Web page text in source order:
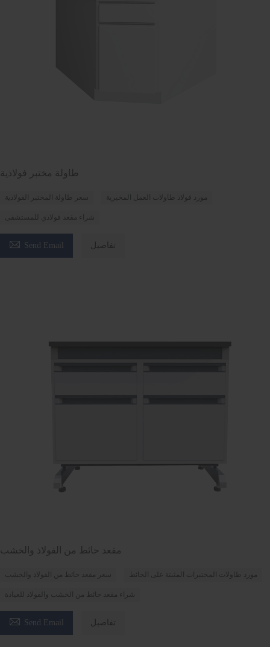
طاولة مختبر فولاذية
سعر طاولة المختبر الفولاذية مورد فولاذ طاولات العمل المخبرية
شراء مقعد فولاذي للمستشفى
 Send Email تفاصيل
مقعد حائط من الفولاذ والخشب
سعر مقعد حائط من الفولاذ والخشب مورد طاولات المختبرات المثبتة على الحائط
شراء مقعد حائط من الخشب والفولاذ للعيادة
 Send Email تفاصيل